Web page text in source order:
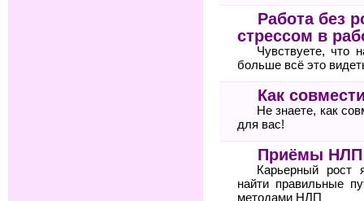
Работа без
стрессом в
Чувствуете, что
больше всё это
Как
Не знаете, как
для вас!
Приёмы НЛП
Карьерный рост
найти правильные
методами НЛП